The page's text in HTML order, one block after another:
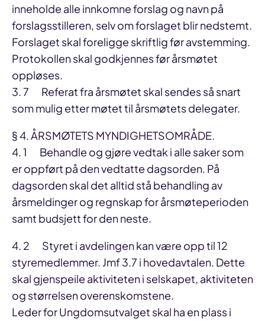
inneholde alle innkomne forslag og navn på
forslagsstilleren, selv om forslaget blir nedstemt.
Forslaget skal foreligge skriftlig før avstemming.
Protokollen skal godkjennes før årsmøtet
oppløses.
3. 7 Referat fra årsmøtet skal sendes så snart
som mulig etter møtet til årsmøtets delegater.
§ 4. ÅRSMØTETS MYNDIGHETSOMRÅDE.
4. 1 Behandle og gjøre vedtak i alle saker som
er oppført på den vedtatte dagsorden. På
dagsorden skal det alltid stå behandling av
årsmeldinger og regnskap for årsmøteperioden
samt budsjett for den neste.
4. 2 Styret i avdelingen kan være opp til 12
styremedlemmer. Jmf 3.7 i hovedavtalen. Dette
skal gjenspeile aktiviteten i selskapet, aktiviteten
og størrelsen overenskomstene.
Leder for Ungdomsutvalget skal ha en plass i